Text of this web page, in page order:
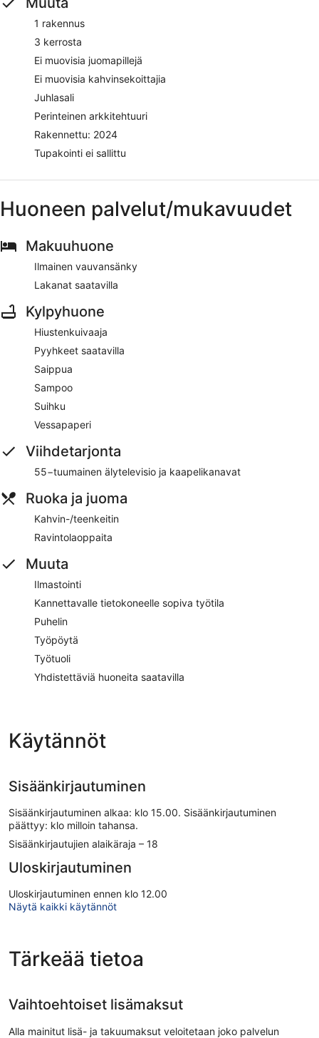
1 rakennus
3 kerrosta
Ei muovisia juomapillejä
Ei muovisia kahvinsekoittajia
Juhlasali
Perinteinen arkkitehtuuri
Rakennettu: 2024
Tupakointi ei sallittu
Huoneen palvelut/mukavuudet
Makuuhuone
Ilmainen vauvansänky
Lakanat saatavilla
Kylpyhuone
Hiustenkuivaaja
Pyyhkeet saatavilla
Saippua
Sampoo
Suihku
Vessapaperi
Viihdetarjonta
55−tuumainen älytelevisio ja kaapelikanavat
Ruoka ja juoma
Kahvin-/teenkeitin
Ravintolaoppaita
Muuta
Ilmastointi
Kannettavalle tietokoneelle sopiva työtila
Puhelin
Työpöytä
Työtuoli
Yhdistettäviä huoneita saatavilla
Käytännöt
Sisäänkirjautuminen
Sisäänkirjautuminen alkaa: klo 15.00. Sisäänkirjautuminen
päättyy: klo milloin tahansa.
Sisäänkirjautujien alaikäraja – 18
Uloskirjautuminen
Uloskirjautuminen ennen klo 12.00
Näytä kaikki käytännöt
Tärkeää tietoa
Vaihtoehtoiset lisämaksut
Alla mainitut lisä- ja takuumaksut veloitetaan joko palvelun